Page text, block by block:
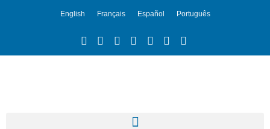
English Français Español Português